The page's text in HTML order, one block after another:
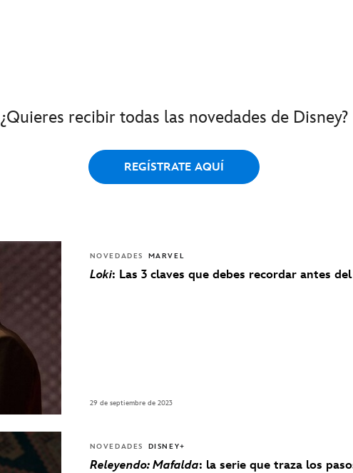
¿Quieres recibir todas las novedades de Disney?
REGÍSTRATE AQUÍ
NOVEDADES MARVEL
Loki: Las 3 claves que debes recordar antes
29 de septiembre de 2023
NOVEDADES DISNEY+
Releyendo: Mafalda: la serie que traza los